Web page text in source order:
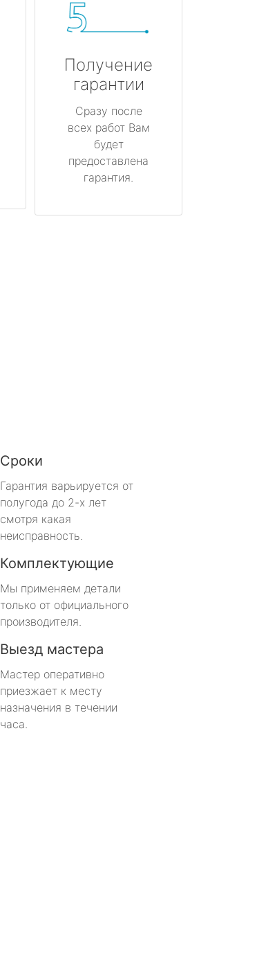
Получение
гарантии
Сразу после
всех работ Вам
будет
предоставлена
гарантия.
Сроки
Гарантия варьируется от
полугода до 2-х лет
смотря какая
неисправность.
Комплектующие
Мы применяем детали
только от официального
производителя.
Выезд мастера
Мастер оперативно
приезжает к месту
назначения в течении
часа.